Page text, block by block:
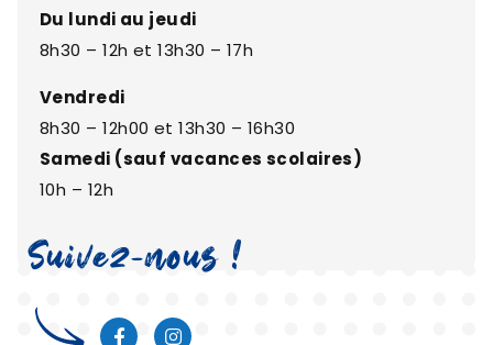
Du lundi au jeudi
8h30 – 12h et 13h30 – 17h
Vendredi
8h30 – 12h00 et 13h30 – 16h30
Samedi (sauf vacances scolaires)
10h – 12h
Suivez-nous !